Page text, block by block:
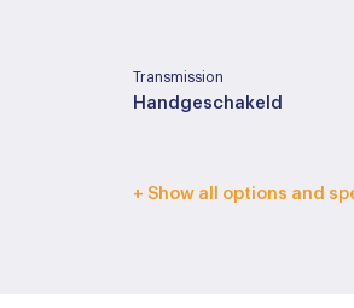
Transmission
Handgeschakeld
Interior color
+ Show all options and